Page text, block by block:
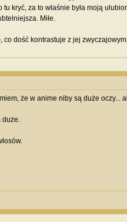
kryć, za to właśnie była moją
Miłe.
co dość kontrastuje z jej
że w anime niby są duże oczy...
duże.